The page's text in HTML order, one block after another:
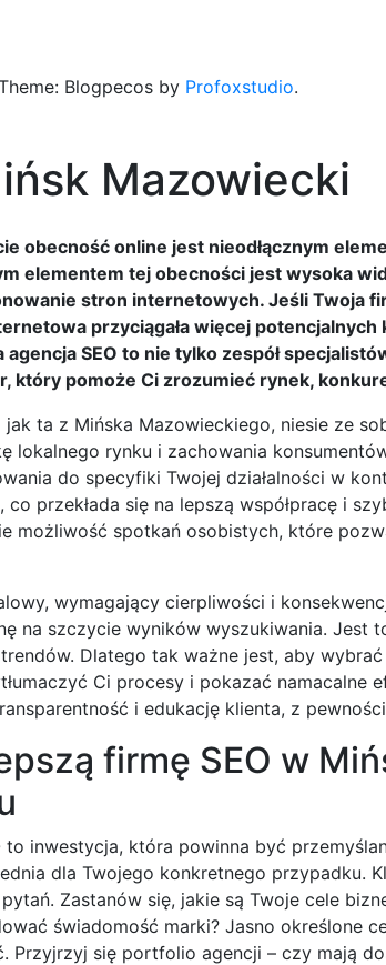
Blogpecos by Profoxstudio.
Mazowiecki
obecność online jest nieodłącznym
elementem tej obecności jest wysoka
stron internetowych. Jeśli Twoja
przyciągała więcej
SEO to nie tylko zespół
który pomoże Ci zrozumieć rynek,
ta z Mińska Mazowieckiego, niesie ze
lokalnego rynku i zachowania
do specyfiki Twojej działalności w
przekłada się na lepszą współpracę i
możliwość spotkań osobistych, które
wymagający cierpliwości i
na szczycie wyników wyszukiwania. Jest
Dlatego tak ważne jest, aby
Ci procesy i pokazać namacalne
i edukację klienta, z
firmę SEO w
inwestycja, która powinna być
dla Twojego konkretnego przypadku.
Zastanów się, jakie są Twoje cele
świadomość marki? Jasno określone
Przyjrzyj się portfolio agencji – czy mają